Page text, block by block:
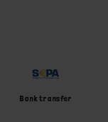
Bank transfer